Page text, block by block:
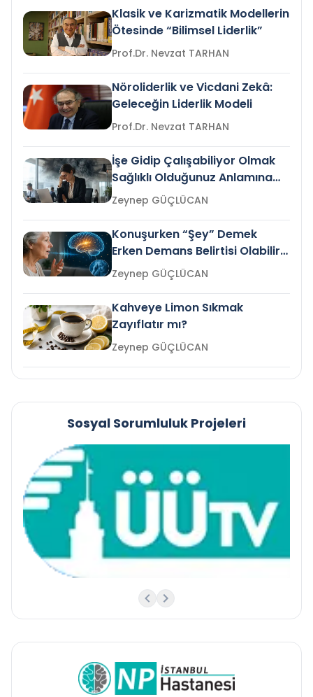
Klasik ve Karizmatik Modellerin
Ötesinde “Bilimsel Liderlik”
Prof.Dr. Nevzat TARHAN
Nöroliderlik ve Vicdani Zekâ:
Geleceğin Liderlik Modeli
Prof.Dr. Nevzat TARHAN
İşe Gidip Çalışabiliyor Olmak
Sağlıklı Olduğunuz Anlamına
Gelir mi?Zeynep GÜÇLÜCAN
Konuşurken “Şey” Demek
Erken Demans Belirtisi Olabilir
mi?
Zeynep GÜÇLÜCAN
Kahveye Limon Sıkmak
Zayıflatır mı?
Zeynep GÜÇLÜCAN
Sosyal Sorumluluk Projeleri